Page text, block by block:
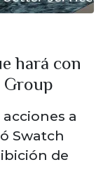
hará con
Group
a
Swatch
de